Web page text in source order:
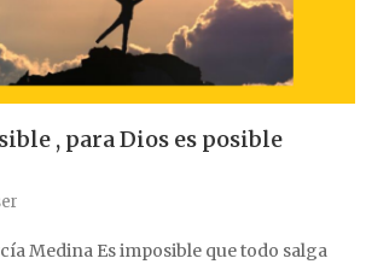
, para Dios es posible
Medina Es imposible que todo salga